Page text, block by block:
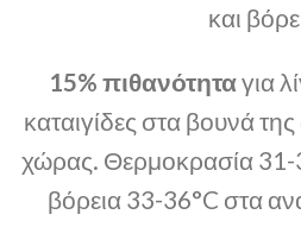
και
15% πιθανότηταγια
καταιγίδες στα βουνά της
χώρας. Θερμοκρασία 31-
βόρεια 33-36°C στα